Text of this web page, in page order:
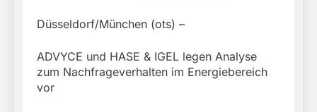
Düsseldorf/München (ots) –
ADVYCE und HASE & IGEL legen Analyse
zum Nachfrageverhalten im Energiebereich
vor